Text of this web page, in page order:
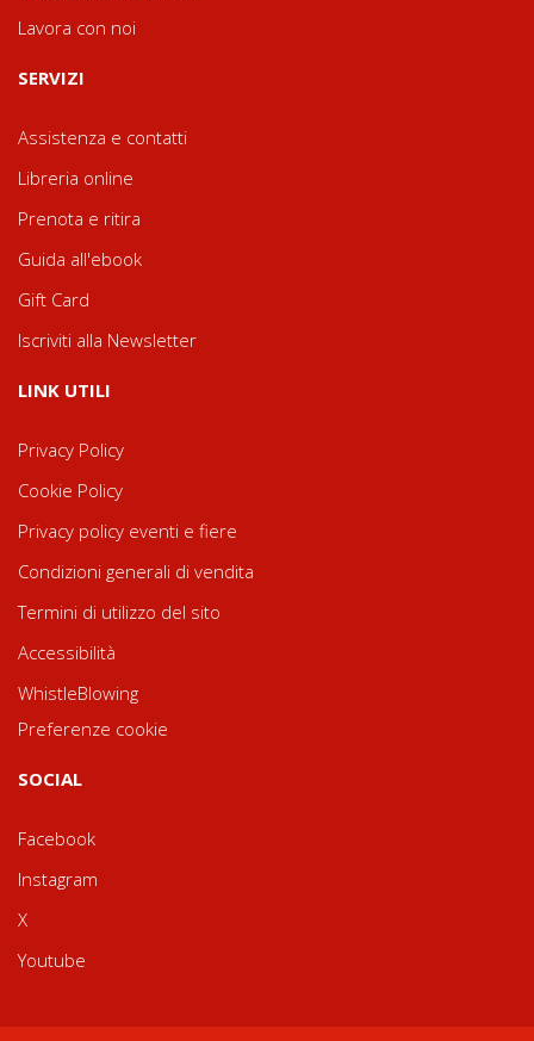
Lavora con noi
SERVIZI
Assistenza e contatti
Libreria online
Prenota e ritira
Guida all'ebook
Gift Card
Iscriviti alla Newsletter
LINK UTILI
Privacy Policy
Cookie Policy
Privacy policy eventi e fiere
Condizioni generali di vendita
Termini di utilizzo del sito
Accessibilità
WhistleBlowing
Preferenze cookie
SOCIAL
Facebook
Instagram
X
Youtube